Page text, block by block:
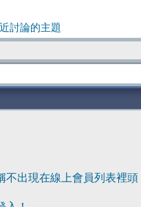
討論的主題
出現在線上會員列表裡頭